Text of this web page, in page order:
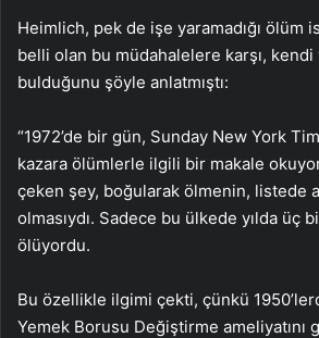
Heimlich, pek de işe yaramadığı ölüm
belli olan bu müdahalelere karşı, kendi
bulduğunu şöyle anlatmıştı:
“1972’de bir gün, Sunday New York
kazara ölümlerle ilgili bir makale
çeken şey, boğularak ölmenin, listede
olmasıydı. Sadece bu ülkede yılda üç
ölüyordu.
Bu özellikle ilgimi çekti, çünkü
Yemek Borusu Değiştirme ameliyatını